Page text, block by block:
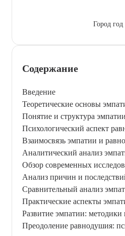
Город год
Содержание
Введение
Теоретические основы
Понятие и структура эмпатии
Психологический аспект
Взаимосвязь эмпатии и
Аналитический анализ
Обзор современных
Анализ причин и
Сравнительный анализ
Практические аспекты
Развитие эмпатии:
Преодоление равнодушия: